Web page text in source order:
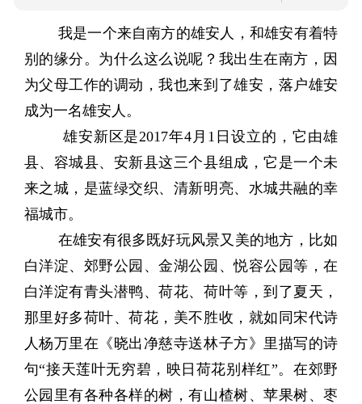
我是一个来自南方的雄安人，和雄安有着特
别的缘分。为什么这么说呢？我出生在南方，因
为父母工作的调动，我也来到了雄安，落户雄安
成为一名雄安人。
雄安新区是2017年4月1日设立的，它由雄
县、容城县、安新县这三个县组成，它是一个未
来之城，是蓝绿交织、清新明亮、水城共融的幸
福城市。
在雄安有很多既好玩风景又美的地方，比如
白洋淀、郊野公园、金湖公园、悦容公园等，在
白洋淀有青头潜鸭、荷花、荷叶等，到了夏天，
那里好多荷叶、荷花，美不胜收，就如同宋代诗
人杨万里在《晓出净慈寺送林子方》里描写的诗
句“接天莲叶无穷碧，映日荷花别样红”。在郊野
公园里有各种各样的树，有山楂树、苹果树、枣